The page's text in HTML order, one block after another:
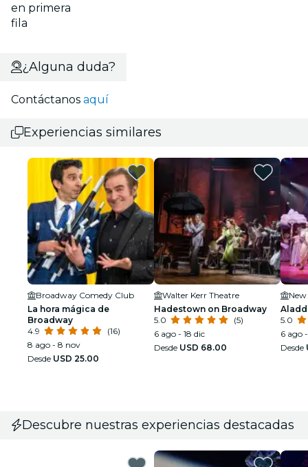
en primera
fila
¿Alguna duda?
Contáctanos aquí
Experiencias similares
Broadway Comedy Club
La hora mágica de
Broadway
4.9
(16)
8 ago - 8 nov
Desde USD 25.00
Walter Kerr Theatre
Hadestown on Broadway
5.0
(5)
6 ago - 18 dic
Desde USD 68.00
5.0
6 ago
Desde
Descubre nuestras experiencias destacadas